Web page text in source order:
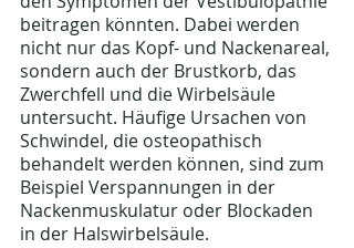
beitragen könnten. Dabei werden
nicht nur das Kopf- und Nackenareal,
sondern auch der Brustkorb, das
Zwerchfell und die Wirbelsäule
untersucht. Häufige Ursachen von
Schwindel, die osteopathisch
behandelt werden können, sind zum
Beispiel Verspannungen in der
Nackenmuskulatur oder Blockaden
in der Halswirbelsäule.